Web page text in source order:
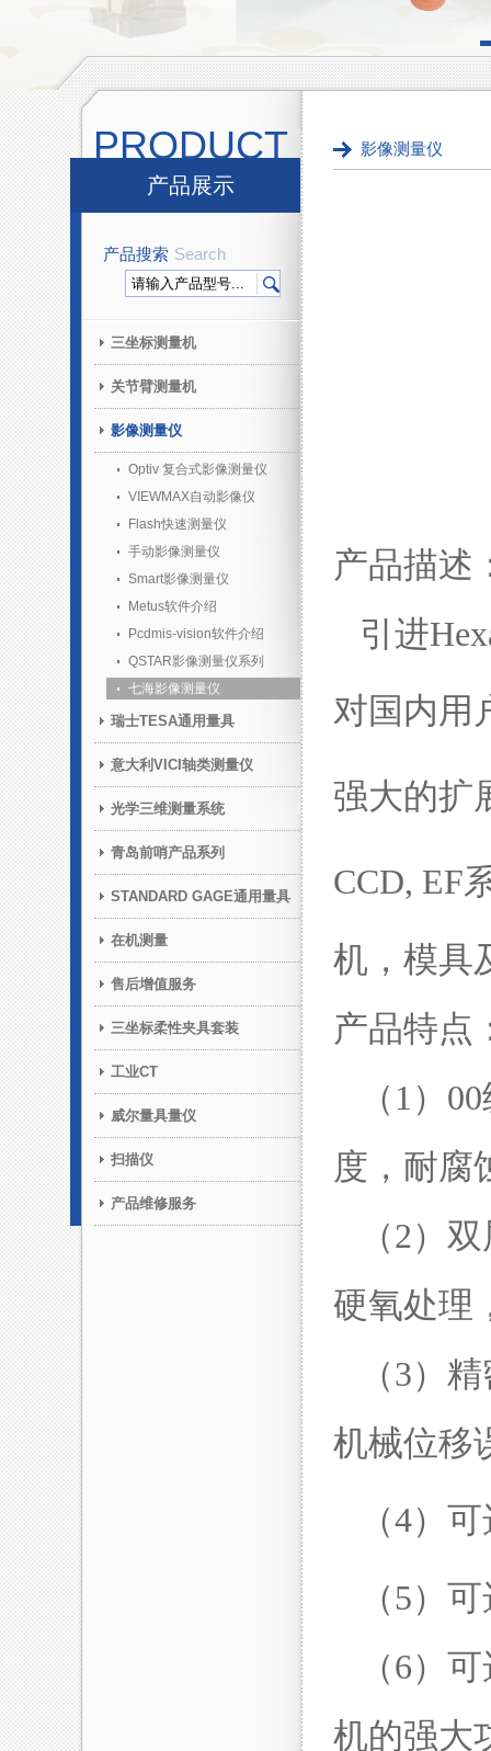
PRODUCT
产品展示
产品搜索 Search
三坐标测量机
关节臂测量机
影像测量仪
Optiv 复合式影像测量仪
VIEWMAX自动影像仪
Flash快速测量仪
手动影像测量仪
Smart影像测量仪
Metus软件介绍
Pcdmis-vision软件介绍
QSTAR影像测量仪系列
七海影像测量仪
瑞士TESA通用量具
意大利VICI轴类测量仪
光学三维测量系统
青岛前哨产品系列
STANDARD GAGE通用量具
在机测量
售后增值服务
三坐标柔性夹具套装
工业CT
威尔量具量仪
扫描仪
产品维修服务
影像测量仪
产品描
引进
对国内用
强大的扩
CCD, EF
机，模具
产品特点
（1）
度，耐腐
（2）双
硬氧处理
（3）精
机械位移
（4）可
（5）可
（6）可
机的强大